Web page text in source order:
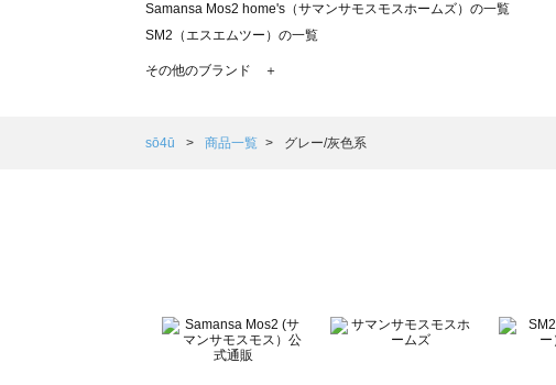
Samansa Mos2 home's（サマンサモスモスホームズ）の一覧
SM2（エスエムツー）の一覧
TSUHARU by Samansa Mos2（ツハルバイサマンサモスモス）の一覧
Samansa Mos2 Lagom（サマンサモスモス ラーゴム）の一覧
BETTY'S BLUE（べティーズブルー）の一覧
Wpc.（ワールドパーティー）の一覧
その他のブランド ＋
sō4ū 商品一覧 グレー/灰色系